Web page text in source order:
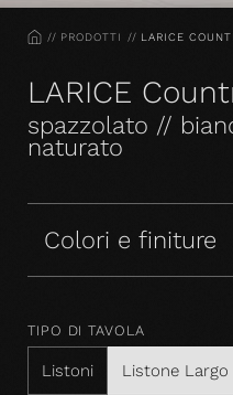
HOMEPRODOTTI LARICE
LARICE
spazzolato //
naturato
Colori e finiture
TIPO DI TAVOLA
Listoni Listone Largo